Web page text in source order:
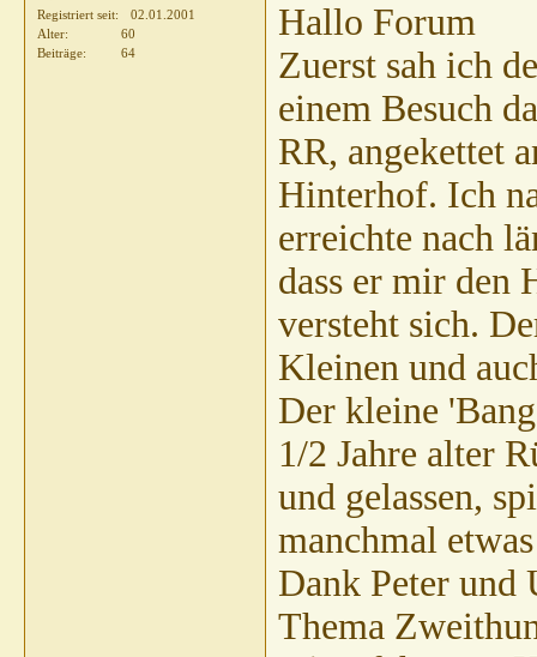
Registriert seit
02.01.2001
Alter
60
Beiträge
64
Hallo Forum
Zuerst sah ich
einem Besuch
RR, angekettet
Hinterhof. Ich
erreichte nach
dass er mir den
versteht sich.
Kleinen und
Der kleine
1/2 Jahre alter
und gelassen,
manchmal
Dank Peter und
Thema